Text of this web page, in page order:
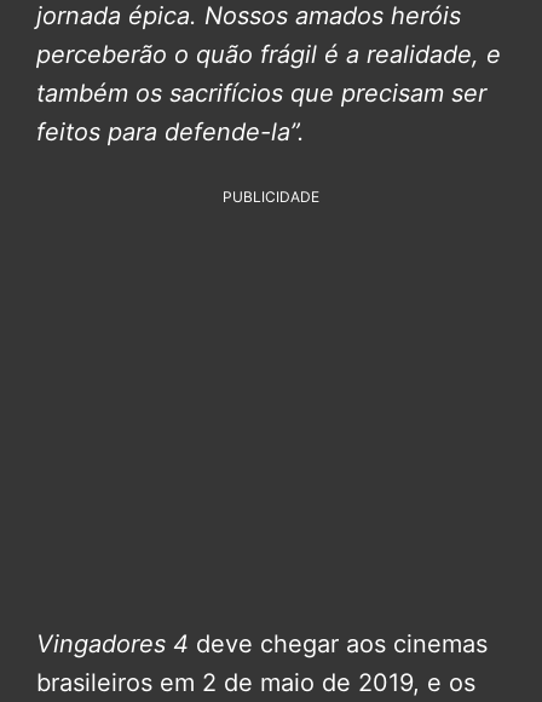
jornada épica. Nossos amados heróis
perceberão o quão frágil é a realidade, e
também os sacrifícios que precisam ser
feitos para defende-la”.
PUBLICIDADE
Vingadores 4 deve chegar aos cinemas
brasileiros em 2 de maio de 2019, e os